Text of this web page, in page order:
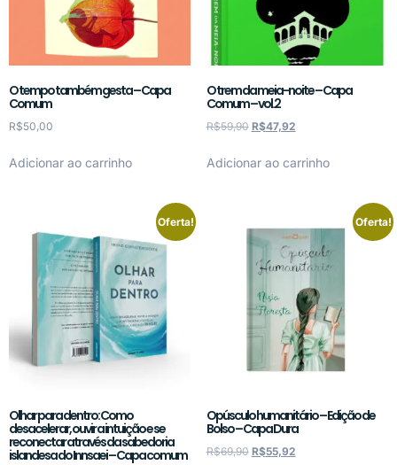
O tempo também gesta – Capa
Comum
R$50,00
Adicionar ao carrinho
O trem da meia-noite – Capa
Comum – vol.2
R$59,90 R$47,92
Adicionar ao carrinho
Oferta!
Olhar para dentro: Como
desacelerar, ouvir a intuição e se
reconectar através da sabedoria
islandesa do Innsaei – Capa comum
Oferta!
Opúsculo humanitário – Edição de
Bolso – Capa Dura
R$69,90 R$55,92